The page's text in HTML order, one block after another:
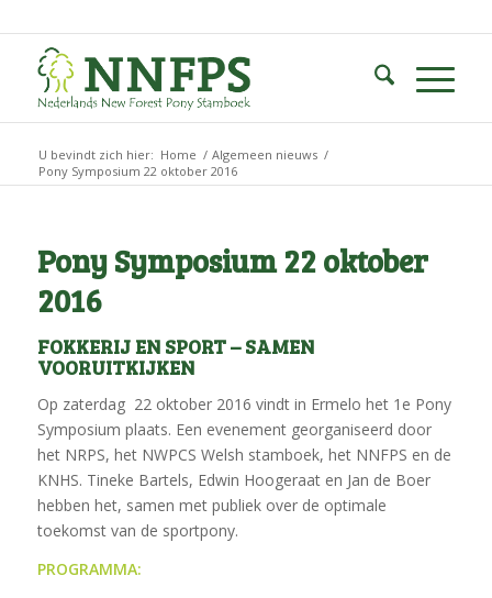
U bevindt zich hier: Home / Algemeen nieuws /
Pony Symposium 22 oktober 2016
Pony Symposium 22 oktober
2016
FOKKERIJ EN SPORT – SAMEN
VOORUITKIJKEN
Op zaterdag 22 oktober 2016 vindt in Ermelo het 1e Pony
Symposium plaats. Een evenement georganiseerd door
het NRPS, het NWPCS Welsh stamboek, het NNFPS en de
KNHS. Tineke Bartels, Edwin Hoogeraat en Jan de Boer
hebben het, samen met publiek over de optimale
toekomst van de sportpony.
PROGRAMMA: